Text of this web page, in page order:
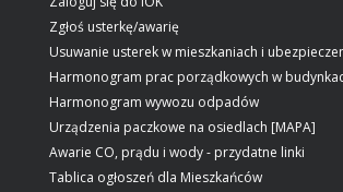
Zgłoś usterkę/awarię
Usuwanie usterek w mieszkaniach i
Harmonogram prac porządkowych w
Harmonogram wywozu odpadów
Urządzenia paczkowe na osiedlach [MAPA]
Awarie CO, prądu i wody - przydatne linki
Tablica ogłoszeń dla Mieszkańców